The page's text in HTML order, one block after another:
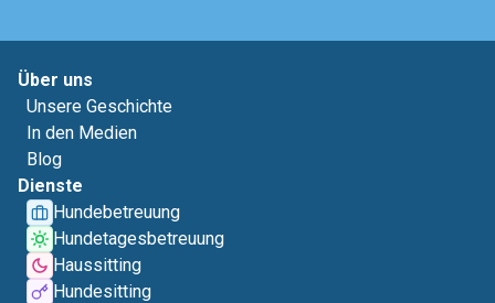
Über uns
Unsere Geschichte
In den Medien
Blog
Dienste
Hundebetreuung
Hundetagesbetreuung
Haussitting
Hundesitting